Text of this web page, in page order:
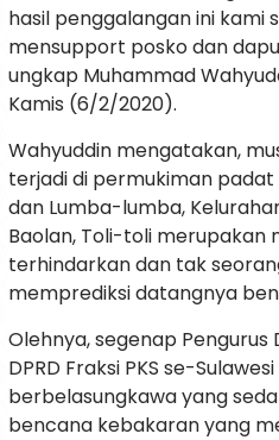
hasil penggalangan ini kami
mensupport posko dan
ungkap Muhammad
Kamis (6/2/2020).
Wahyuddin mengatakan,
terjadi di permukiman
dan Lumba-lumba,
Baolan, Toli-toli merupakan
terhindarkan dan tak
memprediksi datangnya
Olehnya, segenap Pengurus
DPRD Fraksi PKS se-
berbelasungkawa yang
bencana kebakaran yang